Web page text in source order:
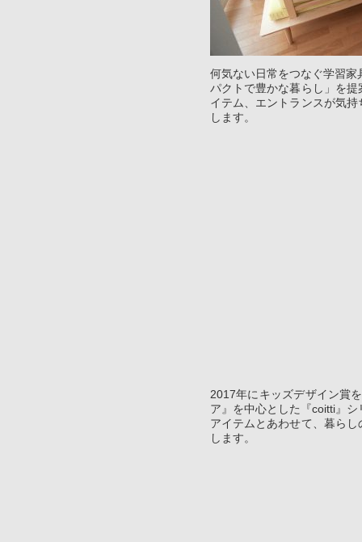
何気ない日常をつなぐ学習
パクトで豊かな暮らし」を
イテム、エントランスが気
します。
2017年にキッズデザイン賞
ア』を中心とした『coitti』
アイテムとあわせて、暮ら
します。